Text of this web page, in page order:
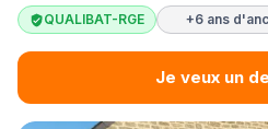
QUALIBAT-RGE +6 ans
Je veux un